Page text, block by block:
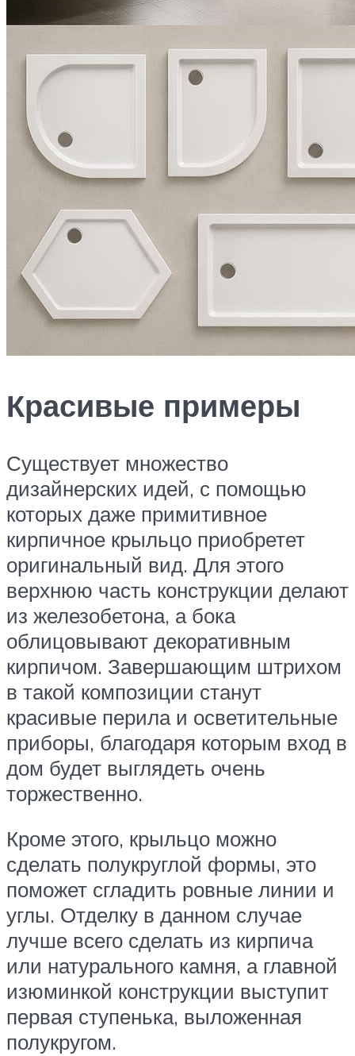
Красивые примеры
Существует множество
дизайнерских идей, с помощью
которых даже примитивное
кирпичное крыльцо приобретет
оригинальный вид. Для этого
верхнюю часть конструкции делают
из железобетона, а бока
облицовывают декоративным
кирпичом. Завершающим штрихом
в такой композиции станут
красивые перила и осветительные
приборы, благодаря которым вход в
дом будет выглядеть очень
торжественно.
Кроме этого, крыльцо можно
сделать полукруглой формы, это
поможет сгладить ровные линии и
углы. Отделку в данном случае
лучше всего сделать из кирпича
или натурального камня, а главной
изюминкой конструкции выступит
первая ступенька, выложенная
полукругом.